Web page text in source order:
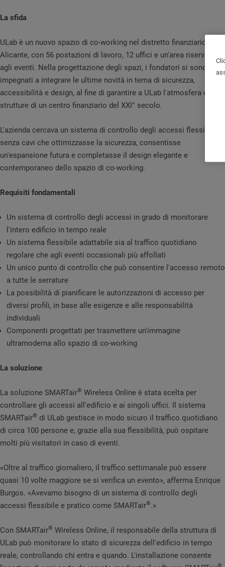
La sfida
ULab è un nuovo spazio di co-working nel distretto finanziario di
Alicante, con 56 postazioni di lavoro, 12 uffici e un'area riservata
agli eventi. Nella progettazione degli spazi, i fondatori si sono
impegnati a integrare le ultime novità in tema di sicurezza,
accessibilità e design, al fine di garantire a ULab l'atmosfera e le
strutture di un centro finanziario del XXI° secolo.
L'azienda cercava un sistema di controllo degli accessi flessibile e
senza cavi che ottimizzasse la sicurezza, consentisse
un'espansione futura e completasse il design elegante e
contemporaneo dello spazio di co-working.
Requisiti fondamentali
Un sistema di controllo degli accessi in grado di monitorare
l'intero edificio in tempo reale
Un sistema flessibile adattabile sia al traffico quotidiano
regolare che agli eventi occasionali più affollati
Un unico punto di controllo che può consentire l'accesso remoto
a tutte le serrature
La possibilità di pianificare le autorizzazioni di accesso per
diversi profili, in base alle esigenze e alle responsabilità
individuali
Componenti progettati per trasmettere un'immagine
ultramoderna allo spazio di co-working
La soluzione
La soluzione SMARTair® Wireless Online è stata scelta per
controllare gli accessi all'edificio e ai singoli uffici. Il sistema
SMARTair® di ULab gestisce in modo sicuro il traffico quotidiano
di circa 100 persone e, grazie alla sua flessibilità, può ospitare
molti più visitatori in caso di eventi.
«Oltre al traffico giornaliero, il traffico settimanale può essere
quasi 10 volte maggiore se si verifica un evento», afferma Enrique
Burgos. «Avevamo bisogno di un sistema di controllo degli
accessi flessibile e pratico come SMARTair®.»
Con SMARTair® Wireless Online, il responsabile della struttura di
ULab può monitorare lo stato di sicurezza dell'edificio in tempo
reale, controllando chi entra e quando. L'installazione consente